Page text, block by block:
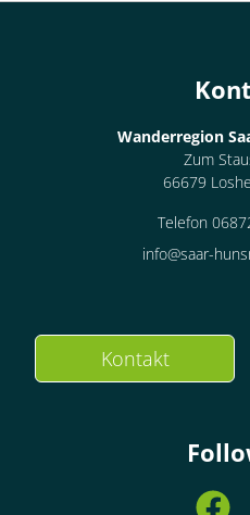
Wanderregion
Zum
66679
Telefon
info@saar-
Kontakt